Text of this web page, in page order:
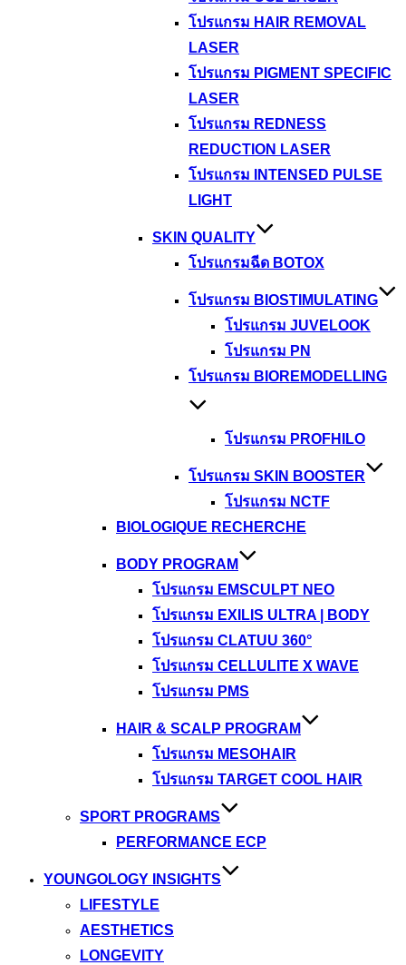
โปรแกรม HAIR REMOVAL
LASER
โปรแกรม PIGMENT SPECIFIC
LASER
โปรแกรม REDNESS
REDUCTION LASER
โปรแกรม INTENSED PULSE
LIGHT
SKIN QUALITY
โปรแกรมฉีด BOTOX
โปรแกรม BIOSTIMULATING
โปรแกรม JUVELOOK
โปรแกรม PN
โปรแกรม BIOREMODELLING
โปรแกรม PROFHILO
โปรแกรม SKIN BOOSTER
โปรแกรม NCTF
BIOLOGIQUE RECHERCHE
BODY PROGRAM
โปรแกรม EMSCULPT NEO
โปรแกรม EXILIS ULTRA | BODY
โปรแกรม CLATUU 360°
โปรแกรม CELLULITE X WAVE
โปรแกรม PMS
HAIR & SCALP PROGRAM
โปรแกรม MESOHAIR
โปรแกรม TARGET COOL HAIR
SPORT PROGRAMS
PERFORMANCE ECP
YOUNGOLOGY INSIGHTS
LIFESTYLE
AESTHETICS
LONGEVITY